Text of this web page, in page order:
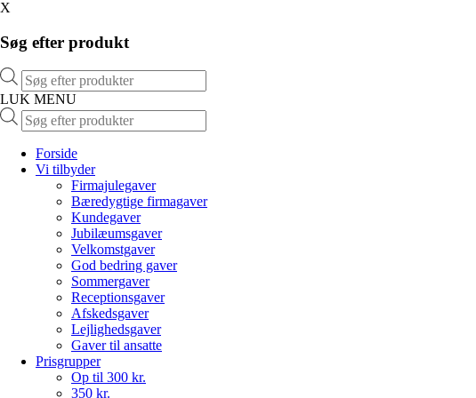
X
Søg efter produkt
Products
search
LUK MENU
Products
search
Forside
Vi tilbyder
Firmajulegaver
Bæredygtige firmagaver
Kundegaver
Jubilæumsgaver
Velkomstgaver
God bedring gaver
Sommergaver
Receptionsgaver
Afskedsgaver
Lejlighedsgaver
Gaver til ansatte
Prisgrupper
Op til 300 kr.
350 kr.